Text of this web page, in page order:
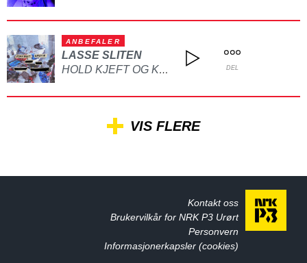
ANBEFALER
LASSE SLITEN
HOLD KJEFT OG KYSS MEG DEL
VIS FLERE
Kontakt oss
Brukervilkår for NRK P3 Urørt
Personvern
Informasjonerkapsler (cookies)